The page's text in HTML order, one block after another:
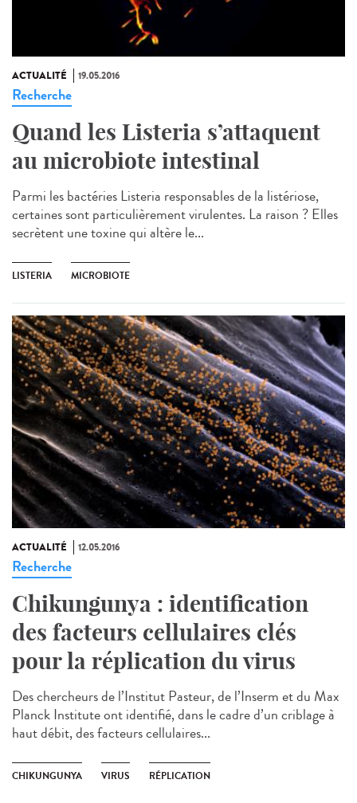
ACTUALITÉ 19.05.2016
Recherche
Quand les Listeria s’attaquent
au microbiote intestinal
Parmi les bactéries Listeria responsables de la listériose,
certaines sont particulièrement virulentes. La raison ? Elles
secrètent une toxine qui altère le...
LISTERIA MICROBIOTE
ACTUALITÉ 12.05.2016
Recherche
Chikungunya : identification
des facteurs cellulaires clés
pour la réplication du virus
Des chercheurs de l’Institut Pasteur, de l’Inserm et du Max
Planck Institute ont identifié, dans le cadre d’un criblage à
haut débit, des facteurs cellulaires...
CHIKUNGUNYA VIRUS RÉPLICATION